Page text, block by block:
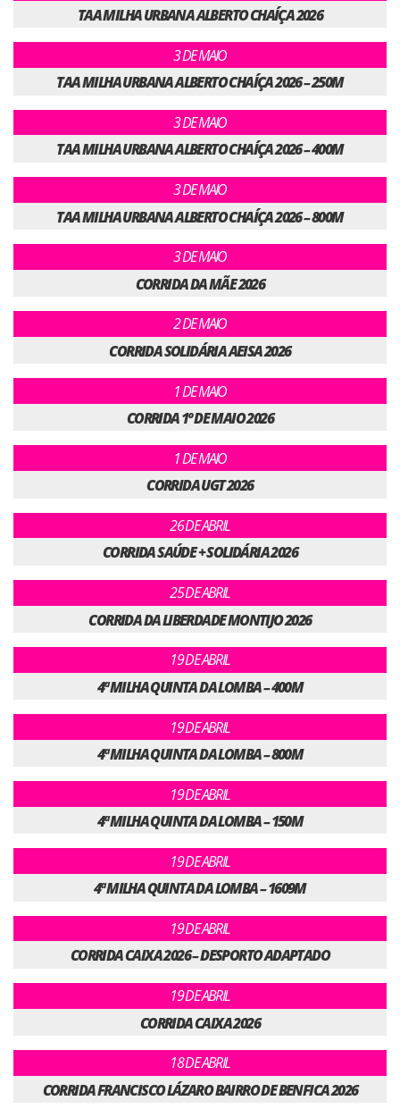
TAA MILHA URBANA ALBERTO CHAÍÇA 2026
3 DE MAIO
TAA MILHA URBANA ALBERTO CHAÍÇA 2026 – 250M
3 DE MAIO
TAA MILHA URBANA ALBERTO CHAÍÇA 2026 – 400M
3 DE MAIO
TAA MILHA URBANA ALBERTO CHAÍÇA 2026 – 800M
3 DE MAIO
CORRIDA DA MÃE 2026
2 DE MAIO
CORRIDA SOLIDÁRIA AEISA 2026
1 DE MAIO
CORRIDA 1º DE MAIO 2026
1 DE MAIO
CORRIDA UGT 2026
26 DE ABRIL
CORRIDA SAÚDE + SOLIDÁRIA 2026
25 DE ABRIL
CORRIDA DA LIBERDADE MONTIJO 2026
19 DE ABRIL
4ª MILHA QUINTA DA LOMBA – 400M
19 DE ABRIL
4ª MILHA QUINTA DA LOMBA – 800M
19 DE ABRIL
4ª MILHA QUINTA DA LOMBA – 150M
19 DE ABRIL
4ª MILHA QUINTA DA LOMBA – 1609M
19 DE ABRIL
CORRIDA CAIXA 2026 – DESPORTO ADAPTADO
19 DE ABRIL
CORRIDA CAIXA 2026
18 DE ABRIL
CORRIDA FRANCISCO LÁZARO BAIRRO DE BENFICA 2026